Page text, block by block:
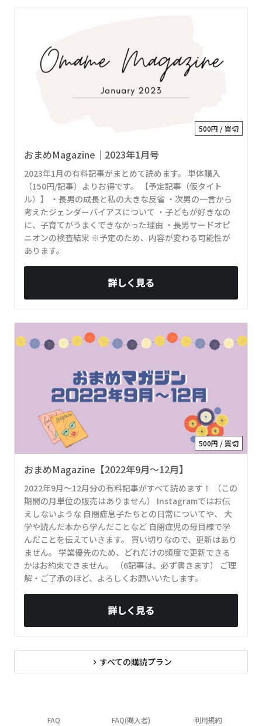
500円 / 買切
おまめMagazine｜2023年1月号
2023年1月の有料記事がまとめて読めます。 単体購入
（150円/記事）よりお得です。 【予定記事（仮タイト
ル）】 ・長男の成長と私の大きな反省 ・次男の一言から
考えたジェンダーバイアスについて ・子どもが好きなの
に、子育てがうまくできなかった理由 ・長男サードオピ
ニオンの検査結果 ※予定のため、内容が変わる可能性が
あります。
詳しく見る
500円 / 買切
おまめMagazine【2022年9月～12月】
2022年9月～12月分の有料記事がすべて読めます！ （この
期間の月単位の販売はありません） Instagramではお伝
えしないような 自閉症息子たちとの日常についてや、 大
学や読んだ本から学んだことなど 自閉症児の母目線で学
んだことを伝えていきます。 買い切りなので、更新はあり
ません。 学業優先のため、どれだけの頻度で更新できる
かはお約束できません。 （6記事は、必ず書きます） ご理
解・ご了承のほど、よろしくお願いいたします。
詳しく見る
navigate_next すべての購読プラン
FAQ FAQ(購入者) 利用規約